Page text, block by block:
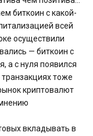
биткоин с какой-
всей
осуществили
— биткоин с
а с нуля появился
тоже
криптовалют
вкладывать в